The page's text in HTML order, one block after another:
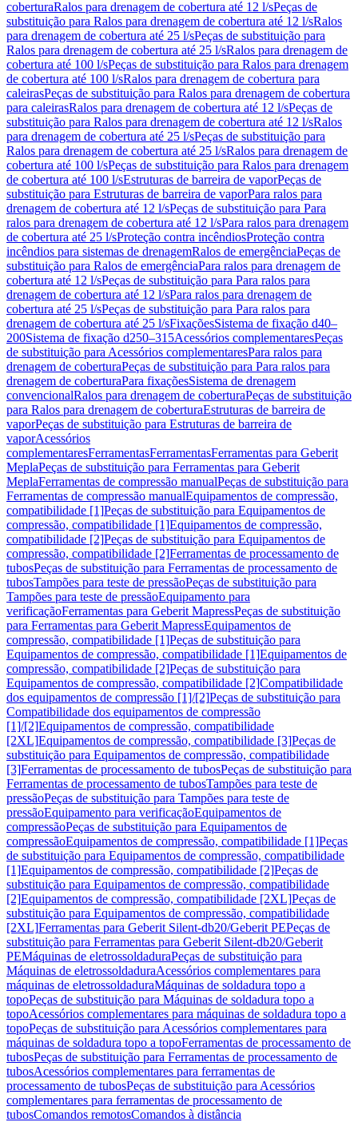
coberturaRalos para drenagem de cobertura até 12 l/sPeças de
substituição para Ralos para drenagem de cobertura até 12 l/sRalos
para drenagem de cobertura até 25 l/sPeças de substituição para
Ralos para drenagem de cobertura até 25 l/sRalos para drenagem de
cobertura até 100 l/sPeças de substituição para Ralos para drenagem
de cobertura até 100 l/sRalos para drenagem de cobertura para
caleirasPeças de substituição para Ralos para drenagem de cobertura
para caleirasRalos para drenagem de cobertura até 12 l/sPeças de
substituição para Ralos para drenagem de cobertura até 12 l/sRalos
para drenagem de cobertura até 25 l/sPeças de substituição para
Ralos para drenagem de cobertura até 25 l/sRalos para drenagem de
cobertura até 100 l/sPeças de substituição para Ralos para drenagem
de cobertura até 100 l/sEstruturas de barreira de vaporPeças de
substituição para Estruturas de barreira de vaporPara ralos para
drenagem de cobertura até 12 l/sPeças de substituição para Para
ralos para drenagem de cobertura até 12 l/sPara ralos para drenagem
de cobertura até 25 l/sProteção contra incêndiosProteção contra
incêndios para sistemas de drenagemRalos de emergênciaPeças de
substituição para Ralos de emergênciaPara ralos para drenagem de
cobertura até 12 l/sPeças de substituição para Para ralos para
drenagem de cobertura até 12 l/sPara ralos para drenagem de
cobertura até 25 l/sPeças de substituição para Para ralos para
drenagem de cobertura até 25 l/sFixaçõesSistema de fixação d40–
200Sistema de fixação d250–315Acessórios complementaresPeças
de substituição para Acessórios complementaresPara ralos para
drenagem de coberturaPeças de substituição para Para ralos para
drenagem de coberturaPara fixaçõesSistema de drenagem
convencionalRalos para drenagem de coberturaPeças de substituição
para Ralos para drenagem de coberturaEstruturas de barreira de
vaporPeças de substituição para Estruturas de barreira de
vaporAcessórios
complementaresFerramentasFerramentasFerramentas para Geberit
MeplaPeças de substituição para Ferramentas para Geberit
MeplaFerramentas de compressão manualPeças de substituição para
Ferramentas de compressão manualEquipamentos de compressão,
compatibilidade [1]Peças de substituição para Equipamentos de
compressão, compatibilidade [1]Equipamentos de compressão,
compatibilidade [2]Peças de substituição para Equipamentos de
compressão, compatibilidade [2]Ferramentas de processamento de
tubosPeças de substituição para Ferramentas de processamento de
tubosTampões para teste de pressãoPeças de substituição para
Tampões para teste de pressãoEquipamento para
verificaçãoFerramentas para Geberit MapressPeças de substituição
para Ferramentas para Geberit MapressEquipamentos de
compressão, compatibilidade [1]Peças de substituição para
Equipamentos de compressão, compatibilidade [1]Equipamentos de
compressão, compatibilidade [2]Peças de substituição para
Equipamentos de compressão, compatibilidade [2]Compatibilidade
dos equipamentos de compressão [1]/[2]Peças de substituição para
Compatibilidade dos equipamentos de compressão
[1]/[2]Equipamentos de compressão, compatibilidade
[2XL]Equipamentos de compressão, compatibilidade [3]Peças de
substituição para Equipamentos de compressão, compatibilidade
[3]Ferramentas de processamento de tubosPeças de substituição para
Ferramentas de processamento de tubosTampões para teste de
pressãoPeças de substituição para Tampões para teste de
pressãoEquipamento para verificaçãoEquipamentos de
compressãoPeças de substituição para Equipamentos de
compressãoEquipamentos de compressão, compatibilidade [1]Peças
de substituição para Equipamentos de compressão, compatibilidade
[1]Equipamentos de compressão, compatibilidade [2]Peças de
substituição para Equipamentos de compressão, compatibilidade
[2]Equipamentos de compressão, compatibilidade [2XL]Peças de
substituição para Equipamentos de compressão, compatibilidade
[2XL]Ferramentas para Geberit Silent-db20/Geberit PEPeças de
substituição para Ferramentas para Geberit Silent-db20/Geberit
PEMáquinas de eletrossoldaduraPeças de substituição para
Máquinas de eletrossoldaduraAcessórios complementares para
máquinas de eletrossoldaduraMáquinas de soldadura topo a
topoPeças de substituição para Máquinas de soldadura topo a
topoAcessórios complementares para máquinas de soldadura topo a
topoPeças de substituição para Acessórios complementares para
máquinas de soldadura topo a topoFerramentas de processamento de
tubosPeças de substituição para Ferramentas de processamento de
tubosAcessórios complementares para ferramentas de
processamento de tubosPeças de substituição para Acessórios
complementares para ferramentas de processamento de
tubosComandos remotosComandos à distância